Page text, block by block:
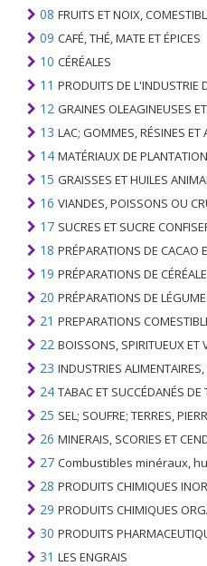
08 FRUITS ET NOIX,
09 CAFÉ, THÉ, MATE ET ÉPICES
10 CÉRÉALES
11 PRODUITS DE L'INDUSTRIE DU
12 GRAINES OLEAGINEUSES ET FRUITS OLÉAGINEUX; GRAINS DIVERS,
13 LAC; GOMMES, RÉSINES ET
14 MATÉRIAUX DE PLANTATION DE LÉGUMES;
15 GRAISSES ET HUILES ANIMALES OU VÉGÉTALES ET LEURS PRODUITS
16 VIANDES, POISSONS OU CRUSTACÉS, MOLLUSQUES OU
17 SUCRES ET SUCRE
18 PRÉPARATIONS DE CACAO
19 PRÉPARATIONS DE CÉRÉALES, DE FARINES,
20 PRÉPARATIONS DE LÉGUMES,
21 PREPARATIONS
22 BOISSONS, SPIRITUEUX ET
23 INDUSTRIES ALIMENTAIRES, RÉSIDUS ET
24 TABAC ET SUCCÉDANÉS DE
25 SEL; SOUFRE; TERRES,
26 MINERAIS, SCORIES ET
27 Combustibles minéraux, huiles minérales et produits de
28 PRODUITS CHIMIQUES INORGANIQUES; COMPOSÉS ORGANIQUES ET INORGANIQUES
29 PRODUITS CHIMIQUES
30 PRODUITS
31 LES ENGRAIS